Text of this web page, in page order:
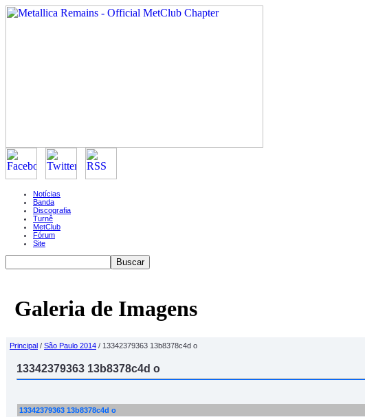
Notícias
Banda
Discografia
Turnê
MetClub
Fórum
Site
Galeria de Imagens
Principal / São Paulo 2014 / 13342379363 13b8378c4d o
13342379363 13b8378c4d o
13342379363 13b8378c4d o